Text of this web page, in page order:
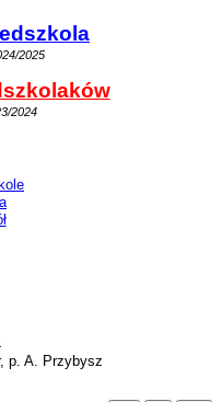
2025
2024
p. A. Przybysz